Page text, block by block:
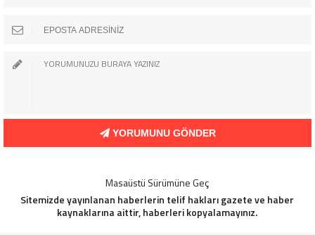
YORUMUNU GÖNDER
Masaüstü Sürümüne Geç
Sitemizde yayınlanan haberlerin telif hakları gazete ve haber
kaynaklarına aittir, haberleri kopyalamayınız.